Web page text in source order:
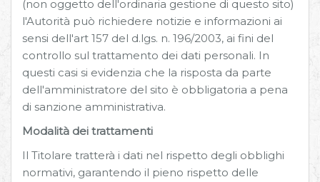
(non oggetto dell'ordinaria gestione di questo sito)
l'Autorità può richiedere notizie e informazioni ai
sensi dell'art 157 del d.lgs. n. 196/2003, ai fini del
controllo sul trattamento dei dati personali. In
questi casi si evidenzia che la risposta da parte
dell'amministratore del sito è obbligatoria a pena
di sanzione amministrativa.
Modalità dei trattamenti
Il Titolare tratterà i dati nel rispetto degli obblighi
normativi, garantendo il pieno rispetto delle